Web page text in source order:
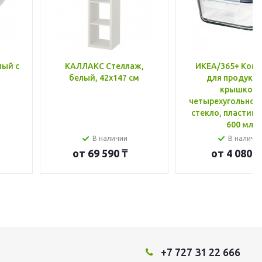
с
КАЛЛАКС Стеллаж,
белый, 42x147 см
В наличии
от 69 590 ₸
ИКЕА/365+
для
крышкой,
стекло, пластик
600 мл
В
от 4 080 ₸
+7 727 31 22 666